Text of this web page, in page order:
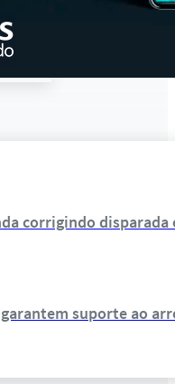
corrigindo
suporte ao